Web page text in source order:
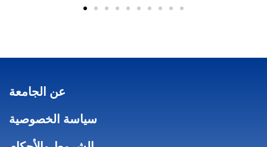
عن الجامعة
سياسة الخصوصية